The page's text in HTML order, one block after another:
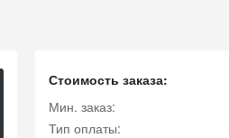
Стоимость заказа:
Мин. заказ:
Тип оплаты: